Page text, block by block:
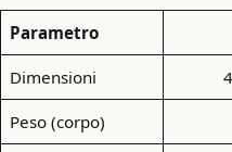
Parametro
Dimensioni
Peso (corpo)